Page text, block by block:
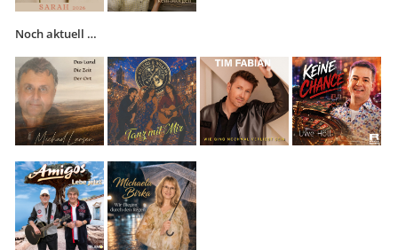
Noch aktuell …